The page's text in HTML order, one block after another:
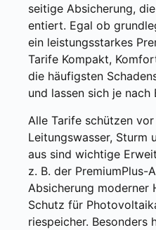
sei­ti­ge Absi­che­rung,
en­tiert. Egal ob
ein leis­tungs­star­kes
Tari­fe Kom­pakt,
die häu­figs­ten
und las­sen sich je
Alle Tari­fe schüt­zen
Lei­tungs­was­ser, Sturm
aus sind wich­ti­ge
z. B. der Pre­mi­umP­lus-
Absi­che­rung moder­ner
Schutz für
rie­spei­cher. Beson­ders